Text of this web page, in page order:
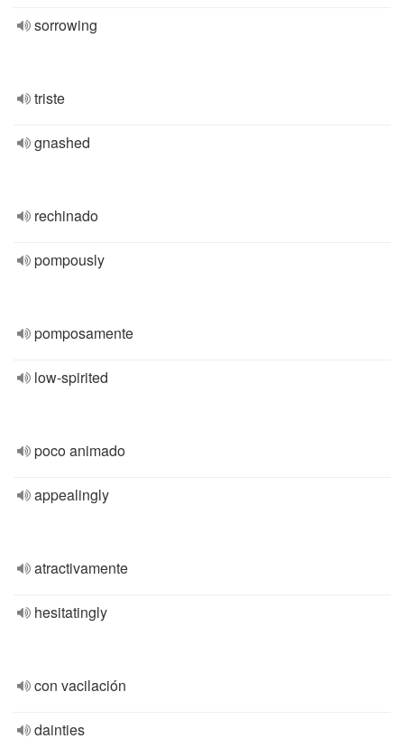
sorrowing
triste
gnashed
rechinado
pompously
pomposamente
low-spirited
poco animado
appealingly
atractivamente
hesitatingly
con vacilación
dainties